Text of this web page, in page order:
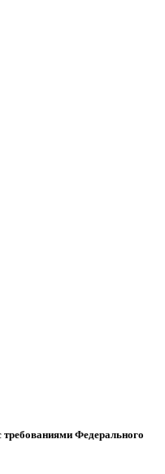
требованиями Федерального